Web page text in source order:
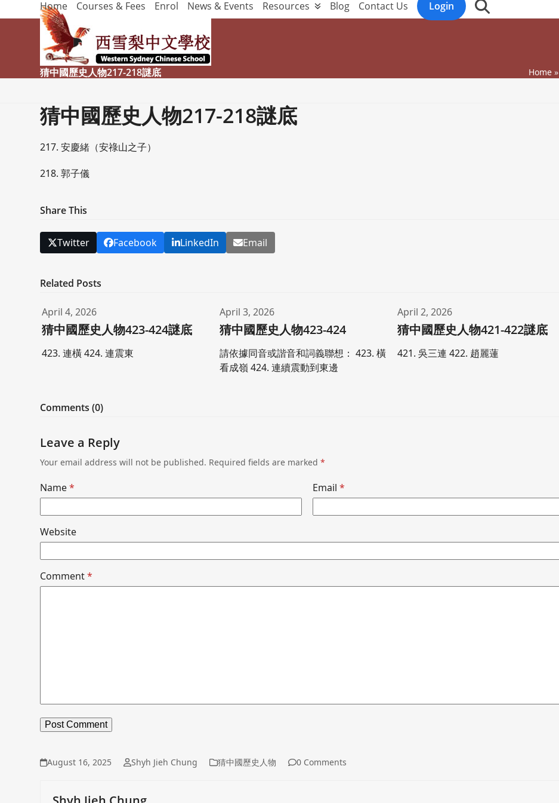
to
Home Courses & Fees Enrol News & Events Resources Blog Contact Us Login
猜中國歷史人物217-218謎底 Home»
猜中國歷史人物217-218謎底
217. 安慶緒（安祿山之子）
218. 郭子儀
Share This
Twitter Facebook LinkedIn Email
Related Posts
April 4, 2026
猜中國歷史人物423-424謎底
423. 連橫 424. 連震東
April 3, 2026
猜中國歷史人物423-424
請依據同音或諧音和詞義聯想： 423. 橫
看成嶺 424. 連續震動到東邊
April 2, 2026
猜中國歷史人物421-422謎底
421. 吳三連 422. 趙麗蓮
Comments (0)
Leave a Reply
Your email address will not be published. Required fields are marked*
Name* Email *
Website
Comment*
August 16, 2025 Shyh Jieh Chung 猜中國歷史人物 0 Comments